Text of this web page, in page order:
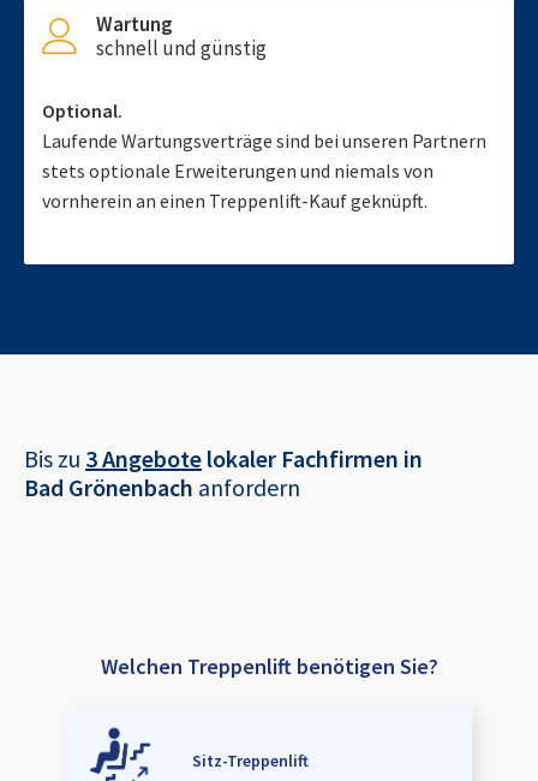
Wartung
schnell und günstig
Optional.
Laufende Wartungsverträge sind bei unseren Partnern
stets optionale Erweiterungen und niemals von
vornherein an einen Treppenlift-Kauf geknüpft.
Bis zu 3 Angebote lokaler Fachfirmen in
Bad Grönenbach anfordern
Welchen Treppenlift benötigen Sie?
Sitz-Treppenlift